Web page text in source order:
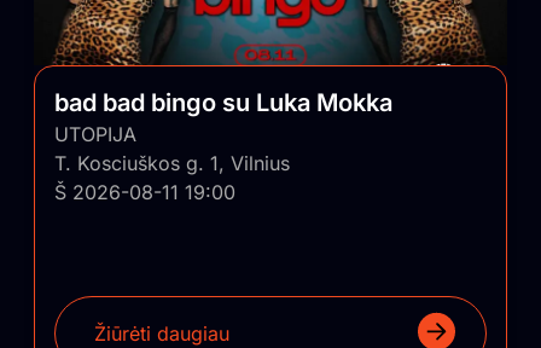
bad bad bingo su Luka Mokka
UTOPIJA
T. Kosciuškos g. 1, Vilnius
Š 2026-08-11 19:00
Žiūrėti daugiau